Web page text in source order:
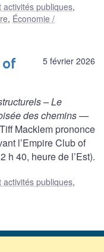
activités publiques,
, Économie /
5 février 2026
– Le
des chemins—
Macklem prononce
l’Empire Club of
h 40, heure de l’Est).
activités publiques,